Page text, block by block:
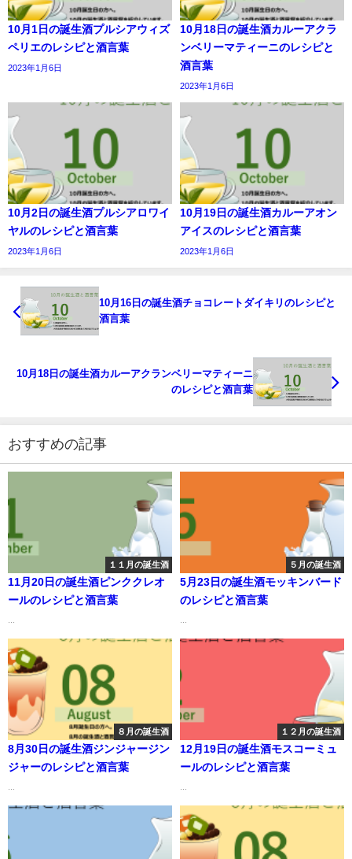
10月1日の誕生酒プルシアウィズ
ペリエのレシピと酒言葉
2023年1月6日
10月18日の誕生酒カルーアクラ
ンベリーマティーニのレシピと
酒言葉
2023年1月6日
10月2日の誕生酒プルシアロワイ
ヤルのレシピと酒言葉
2023年1月6日
10月19日の誕生酒カルーアオン
アイスのレシピと酒言葉
2023年1月6日
10月16日の誕生酒チョコレートダイキリのレシピと
酒言葉
10月18日の誕生酒カルーアクランベリーマティーニ
のレシピと酒言葉
おすすめの記事
１１月の誕生酒
11月20日の誕生酒ピンククレオ
ールのレシピと酒言葉
５月の誕生酒
5月23日の誕生酒モッキンバード
のレシピと酒言葉
８月の誕生酒
8月30日の誕生酒ジンジャージン
ジャーのレシピと酒言葉
１２月の誕生酒
12月19日の誕生酒モスコーミュ
ールのレシピと酒言葉